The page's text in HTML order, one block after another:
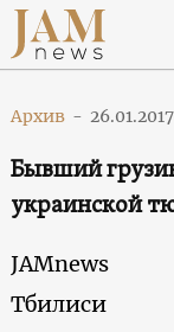
Архив - 26.01.2017
Бывший
украинской
JAMnews
Тбилиси